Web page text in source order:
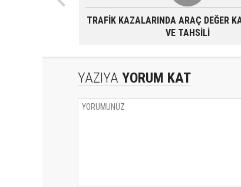
TRAFİK KAZALARINDA ARAÇ DEĞER
VE TAHSİLİ
YAZIYA YORUM KAT